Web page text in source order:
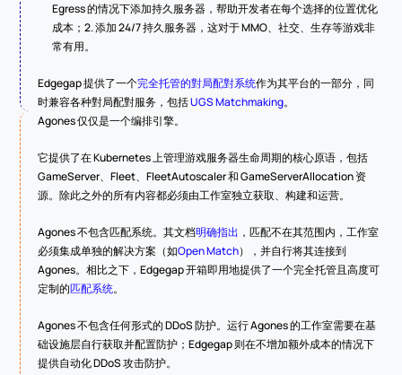
Egress 的情况下添加持久服务器，帮助开发者在每个选择的位置优化
成本；2. 添加 24/7 持久服务器，这对于 MMO、社交、生存等游戏非
常有用。
Edgegap 提供了一个完全托管的對局配對系统作为其平台的一部分，同
时兼容各种對局配對服务，包括 UGS Matchmaking。
Agones 仅仅是一个编排引擎。
它提供了在 Kubernetes 上管理游戏服务器生命周期的核心原语，包括
GameServer、Fleet、FleetAutoscaler 和 GameServerAllocation 资
源。除此之外的所有内容都必须由工作室独立获取、构建和运营。
Agones 不包含匹配系统。其文档明确指出 ，匹配不在其范围内，工作室
必须集成单独的解决方案（如Open Match），并自行将其连接到
Agones。相比之下，Edgegap 开箱即用地提供了一个完全托管且高度可
定制的匹配系统。
Agones 不包含任何形式的 DDoS 防护。运行 Agones 的工作室需要在基
础设施层自行获取并配置防护；Edgegap 则在不增加额外成本的情况下
提供自动化 DDoS 攻击防护。